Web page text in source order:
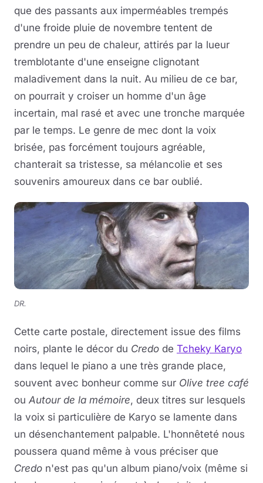
que des passants aux imperméables trempés
d'une froide pluie de novembre tentent de
prendre un peu de chaleur, attirés par la lueur
tremblotante d'une enseigne clignotant
maladivement dans la nuit. Au milieu de ce bar,
on pourrait y croiser un homme d'un âge
incertain, mal rasé et avec une tronche marquée
par le temps. Le genre de mec dont la voix
brisée, pas forcément toujours agréable,
chanterait sa tristesse, sa mélancolie et ses
souvenirs amoureux dans ce bar oublié.
DR.
Cette carte postale, directement issue des films
noirs, plante le décor du Credo de Tcheky Karyo
dans lequel le piano a une très grande place,
souvent avec bonheur comme sur Olive tree café
ou Autour de la mémoire, deux titres sur lesquels
la voix si particulière de Karyo se lamente dans
un désenchantement palpable. L'honnêteté nous
poussera quand même à vous préciser que
Credo n'est pas qu'un album piano/voix (même si